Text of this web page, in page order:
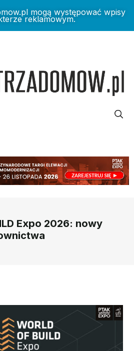
mogą występować wpisy
reklamowym.
Expo 2026: nowy